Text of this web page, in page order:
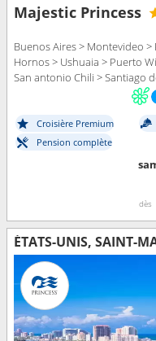
Majestic Princess
Buenos Aires > Montevideo
Hornos > Ushuaia > Puerto
San antonio Chili > Santiago
Croisière Premium
Pension complète
dès